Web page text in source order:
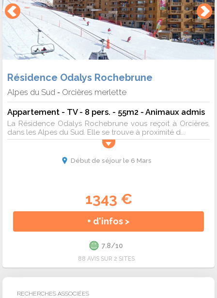
Résidence Odalys Rochebrune
Alpes du Sud - Orcières merlette
Appartement - TV - 8 pers. - 55m2 - Animaux admis
La Résidence Odalys Rochebrune vous reçoit à Orcières,
dans les Alpes du Sud. Elle se trouve à proximité d...
Début de séjour le 6 Mars
1343 €
+ d'infos >
7.8/10
88 AVIS SUR 2 SITES
RECHERCHES ASSOCIÉES